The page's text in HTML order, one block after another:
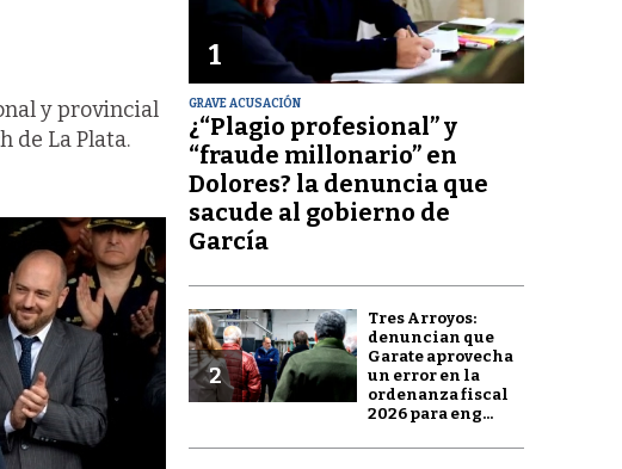
y provincial
de La Plata.
1
GRAVE ACUSACIÓN
¿“Plagio profesional” y
“fraude millonario” en
Dolores? la denuncia que
sacude al gobierno de
García
2
Tres Arroyos:
denuncian que
Garate aprovecha
un error en la
ordenanza fiscal
2026 para eng...